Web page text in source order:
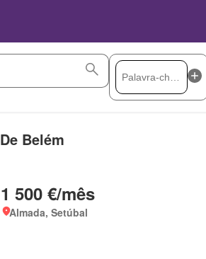
Belém
1 500 €/mês
Almada, Setúbal